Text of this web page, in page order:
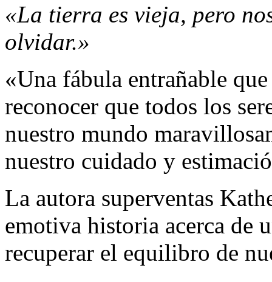
«La tierra es vieja, pero
olvidar.»
«Una fábula entrañable
reconocer que todos los
nuestro mundo
nuestro cuidado y
La autora superventas
emotiva historia acerca de
recuperar el equilibro de